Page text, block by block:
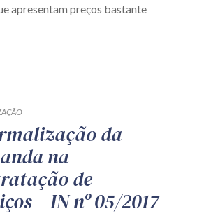
apresentam preços bastante
da
na
de
– IN nº 05/2017